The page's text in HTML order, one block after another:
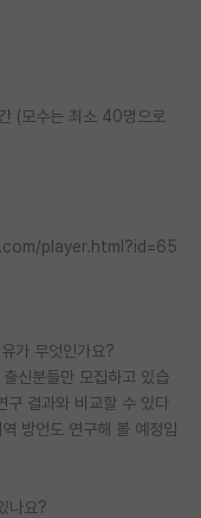
(모수는 최소 40명으로
player.html?id=65
가 무엇인가요?
신분들만 모집하고 있습
구 결과와 비교할 수 있다
방언도 연구해 볼 예정입
나요?